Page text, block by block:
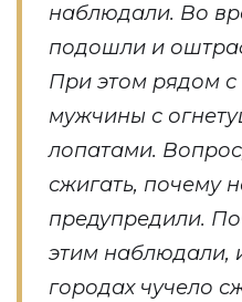
наблюдали. Во
подошли и
При этом рядом с
мужчины с
лопатами.
сжигать, почему
предупредили.
этим наблюдали,
городах чучело